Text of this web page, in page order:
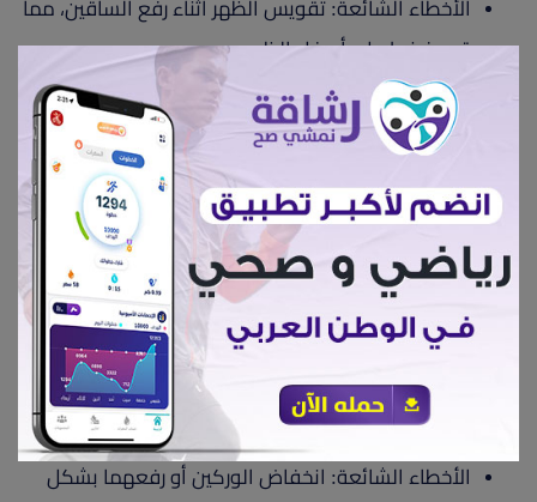
الأخطاء الشائعة: تقويس الظهر أثناء رفع الساقين، مما
قد يضغط على أسفل الظهر.
اليوم الثالث: تمارين الجسم بالكامل (كارديو وتمارين
متكاملة)
قفز مع فتح الساقين ورفع الذراعين فوق الرأس، ثم عد
إلى الوضع الأصلي.
الأخطاء الشائعة: القيام بالحركة بسرعة مفرطة دون
التركيز على التنفيذ الصحيح.
اتخذ وضعية الضغط، ولكن بدلاً من النزول والصعود،
ابقَ في وضع الثبات مع استقامة الجسم.
الأخطاء الشائعة: انخفاض الوركين أو رفعهما بشكل